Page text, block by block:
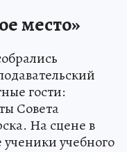
место»
гости:
Совета
На сцене в
учебного